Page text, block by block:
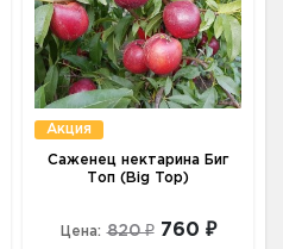
Акция
Саженец нектарина Биг
Топ (Big Top)
Цена: 820 ₽ 760 ₽